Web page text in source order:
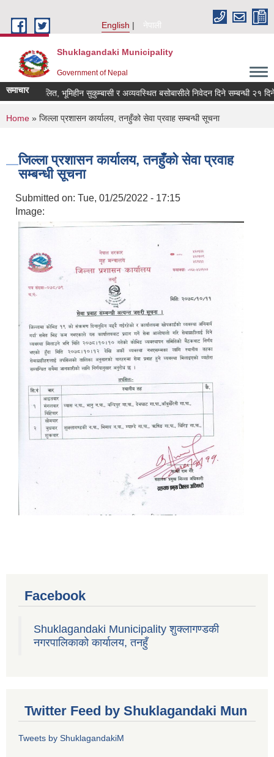
English
नेपाली
Shuklagandaki Municipality
Government of Nepal
समाचार
भूमिहीन दलित, भूमिहीन सुकुम्बासी र अव्यवस्थित बसोबासीले निवेदन दिने सम्बन्धी २१ दिने
You are here
Home » जिल्ला प्रशासन कार्यालय, तनहुँको सेवा प्रवाह सम्बन्धी सूचना
जिल्ला प्रशासन कार्यालय, तनहुँको सेवा प्रवाह
सम्बन्धी सूचना
Submitted on: Tue, 01/25/2022 - 17:15
Image:
Facebook
Shuklagandaki Municipality शुक्लागण्डकी
नगरपालिकाको कार्यालय, तनहुँ
Twitter Feed by Shuklagandaki Mun
Tweets by ShuklagandakiM